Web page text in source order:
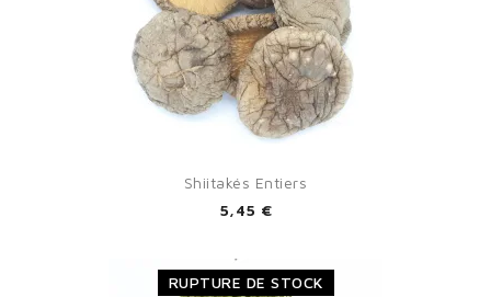
Shiitakés Entiers
5,45 €
RUPTURE DE STOCK